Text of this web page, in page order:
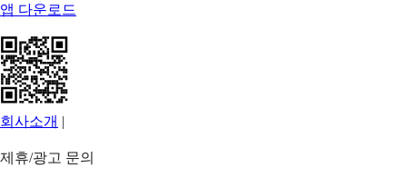
앱 다운로드
회사소개 |
제휴/광고 문의